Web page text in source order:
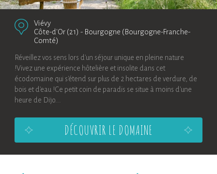
Viévy
Côte-d'Or (21) - Bourgogne (Bourgogne-Franche-
Comté)
Réveillez vos sens lors d'un séjour unique en pleine nature
!Vivez une expérience hôtelière et insolite dans cet
écodomaine qui s'étend sur plus de 2 hectares de verdure, de
bois et d'eau !Ce petit coin de paradis se situe à moins d'une
heure de Dijo...
DÉCOUVRIR LE DOMAINE